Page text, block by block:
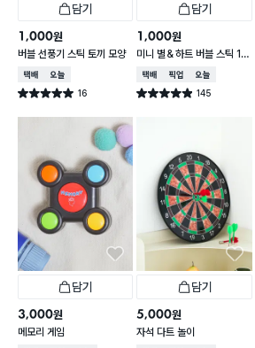
담기
1,000원
버블 선풍기 스틱 토끼 모양
택배배송오늘배송
별점 5.0점 16
건 작성
담기
1,000원
미니 별＆하트 버블 스틱 10
개입
택배배송매장픽업오늘배송
별점 4.9점 145
건 작성
담기
3,000원
메모리 게임
담기
5,000원
자석 다트 놀이